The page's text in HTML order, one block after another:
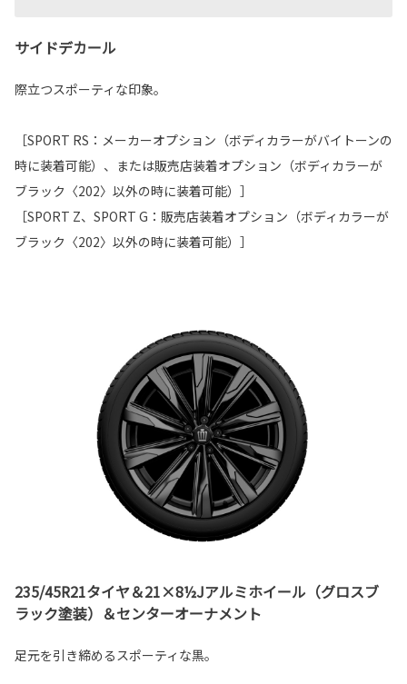
サイドデカール
際立つスポーティな印象。
［SPORT RS：メーカーオプション（ボディカラーがバイトーンの
時に装着可能）、または販売店装着オプション（ボディカラーが
ブラック〈202〉以外の時に装着可能）］
［SPORT Z、SPORT G：販売店装着オプション（ボディカラーが
ブラック〈202〉以外の時に装着可能）］
235/45R21タイヤ＆21×8½Jアルミホイール（グロスブ
ラック塗装）＆センターオーナメント
足元を引き締めるスポーティな黒。